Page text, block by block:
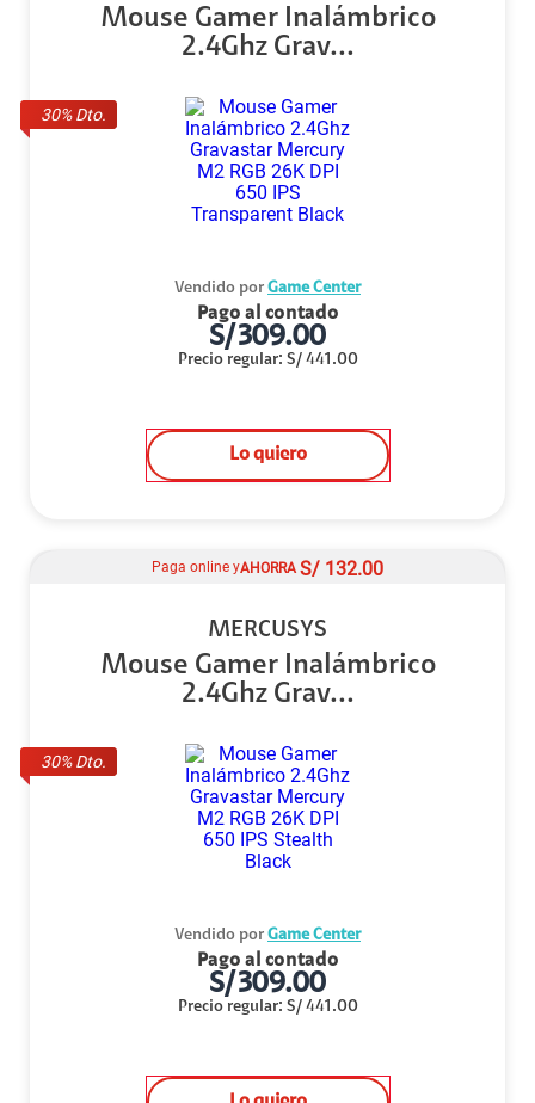
30% Dto.
Mouse Gamer Inalámbrico
2.4Ghz Grav...
Vendido por Game Center
Pago al contado
S/309.00
Precio regular: S/ 441.00
Lo quiero
30% Dto.
Paga online yAHORRA S/ 132.00
MERCUSYS
Mouse Gamer Inalámbrico
2.4Ghz Grav...
Vendido por Game Center
Pago al contado
S/309.00
Precio regular: S/ 441.00